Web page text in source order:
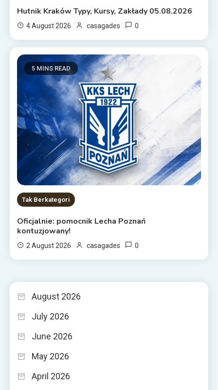
Hutnik Kraków Typy, Kursy, Zakłady 05.08.2026
4 August 2026 casagades 0
5 MINS READ
Tak Berkategori
Oficjalnie: pomocnik Lecha Poznań
kontuzjowany!
2 August 2026 casagades 0
August 2026
July 2026
June 2026
May 2026
April 2026